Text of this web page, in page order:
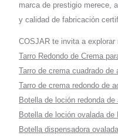
marca de prestigio merece,
y calidad de fabricación
COSJAR te invita a explorar
Tarro Redondo de Crema
Tarro de crema cuadrado de
Tarro de crema redondo de
Botella de loción redonda
Botella de loción ovalada de
Botella dispensadora